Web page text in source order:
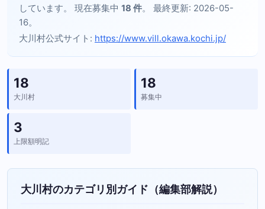
しています。 現在募集中 18 件。 最終更新: 2026-05-
16。
大川村公式サイト: https://www.vill.okawa.kochi.jp/
18
大川村
18
募集中
3
上限額明記
大川村のカテゴリ別ガイド（編集部解説）